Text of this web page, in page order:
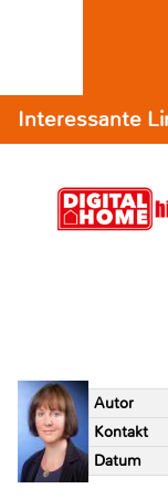
Interessante
Autor
Kontakt
Datum